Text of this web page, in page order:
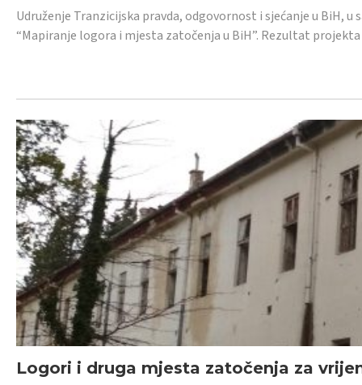
Udruženje Tranzicijska pravda, odgovornost i sjećanje u BiH,
“Mapiranje logora i mjesta zatočenja u BiH”. Rezultat
Logori i druga mjesta zatočenja za